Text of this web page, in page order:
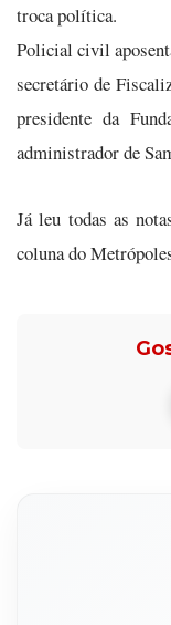
troca política.
Policial civil
secretário de
presidente da
administrador de
Já leu todas as
coluna do